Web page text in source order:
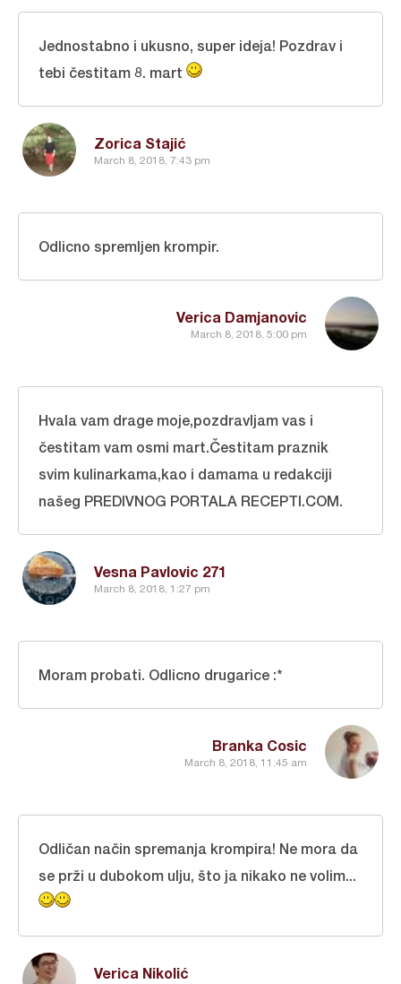
Zorica Stajić
March 8, 2018, 7:43 pm
Jednostabno i ukusno, super ideja! Pozdrav i
tebi čestitam 8. mart
Verica Damjanovic
March 8, 2018, 5:00 pm
Odlicno spremljen krompir.
Vesna Pavlovic 271
March 8, 2018, 1:27 pm
Hvala vam drage moje,pozdravljam vas i
čestitam vam osmi mart.Čestitam praznik
svim kulinarkama,kao i damama u redakciji
našeg PREDIVNOG PORTALA RECEPTI.COM.
Branka Cosic
March 8, 2018, 11:45 am
Moram probati. Odlicno drugarice :*
Verica Nikolić
Odličan način spremanja krompira! Ne mora da
se prži u dubokom ulju, što ja nikako ne volim...